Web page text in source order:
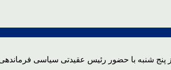
شنبه با حضور رئیس عقیدتی سیاسی